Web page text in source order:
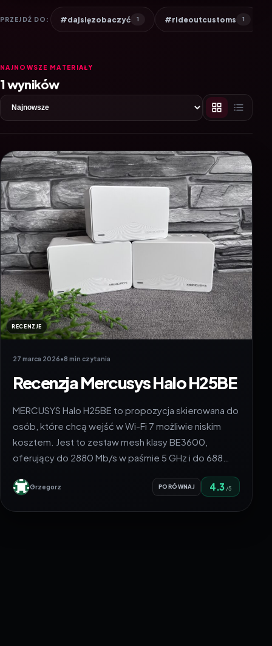
PRZEJDŹ DO: #dajsięzobaczyć 1 #rideoutcustoms 1
NAJNOWSZE MATERIAŁY
1 wyników
RECENZJE
27 marca 2026•8 min czytania
Recenzja Mercusys Halo H25BE
MERCUSYS Halo H25BE to propozycja skierowana do
osób, które chcą wejść w Wi-Fi 7 możliwie niskim
kosztem. Jest to zestaw mesh klasy BE3600,
oferujący do 2880 Mb/s w paśmie 5 GHz i do 688…
Grzegorz PORÓWNAJ 4.3 /5